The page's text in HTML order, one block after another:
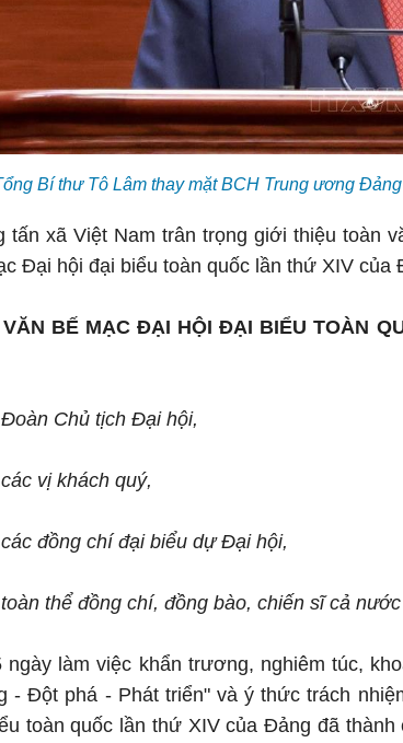
Bí thư Tô Lâm thay mặt BCH Trung ương
tấn xã Việt Nam trân trọng giới thiệu toàn
Đại hội đại biểu toàn quốc lần thứ XIV của
VĂN BẾ MẠC ĐẠI HỘI ĐẠI BIỂU TOÀN
Chủ tịch Đại hội,
vị khách quý,
đồng chí đại biểu dự Đại hội,
thể đồng chí, đồng bào, chiến sĩ cả
ngày làm việc khẩn trương, nghiêm túc,
- Đột phá - Phát triển" và ý thức trách
toàn quốc lần thứ XIV của Đảng đã